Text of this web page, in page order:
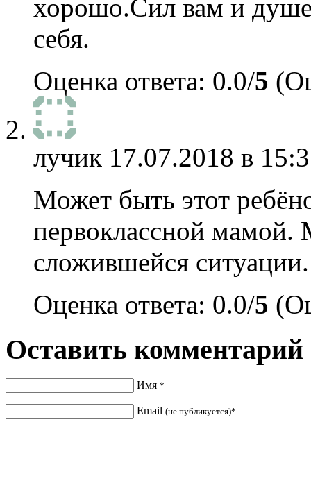
хорошо.Сил вам и
себя.
Оценка ответа: 0.0/5
лучик 17.07.2018 в
Может быть этот
первоклассной мамой.
сложившейся ситуации.
Оценка ответа: 0.0/5
Оставить комментарий
Имя *
Email (не публикуется)*